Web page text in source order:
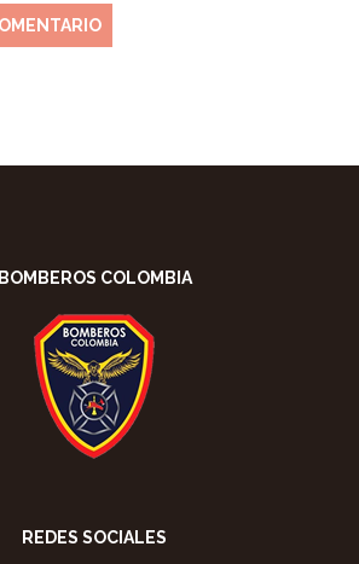
BOMBEROS COLOMBIA
REDES SOCIALES